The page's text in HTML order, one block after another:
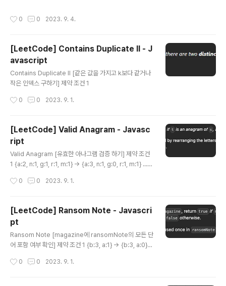
r[0] ?? null; };
0 0 2023. 9. 4.
[LeetCode] Contains Duplicate II - J
avascript
Contains Duplicate II [같은 값을 가지고 k보다 같거나
작은 인덱스 구하기] 제약 조건 1
0 0 2023. 9. 1.
[LeetCode] Valid Anagram - Javasc
ript
Valid Anagram [유효한 아나그램 검증 하기] 제약 조건
1 {a:2, n:1, g:1, r:1, m:1} -> {a:3, n:1, g:0, r:1, m:1} ...
param {string} t * @return {boolean} */ var isAn
(!obj[data]) { obj[data] = 0; } obj[data]++; } for (l
et data of t) { if (!obj[data]) { return false..
0 0 2023. 9. 1.
[LeetCode] Ransom Note - Javascri
pt
Ransom Note [magazine에 ransomNote의 모든 단
어 포함 여부 확인] 제약 조건 1 {b:3, a:1} -> {b:3, a:0} -
omNote * @param {string} magazine * @return
0 0 2023. 9. 1.